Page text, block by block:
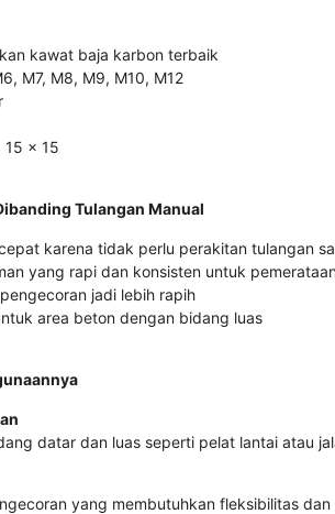
kawat baja karbon terbaik
M7, M8, M9, M10, M12
15 x 15
Tulangan Manual
karena tidak perlu perakitan tulangan
yang rapi dan konsisten untuk
jadi lebih rapih
area beton dengan bidang luas
datar dan luas seperti pelat lantai atau
yang membutuhkan fleksibilitas